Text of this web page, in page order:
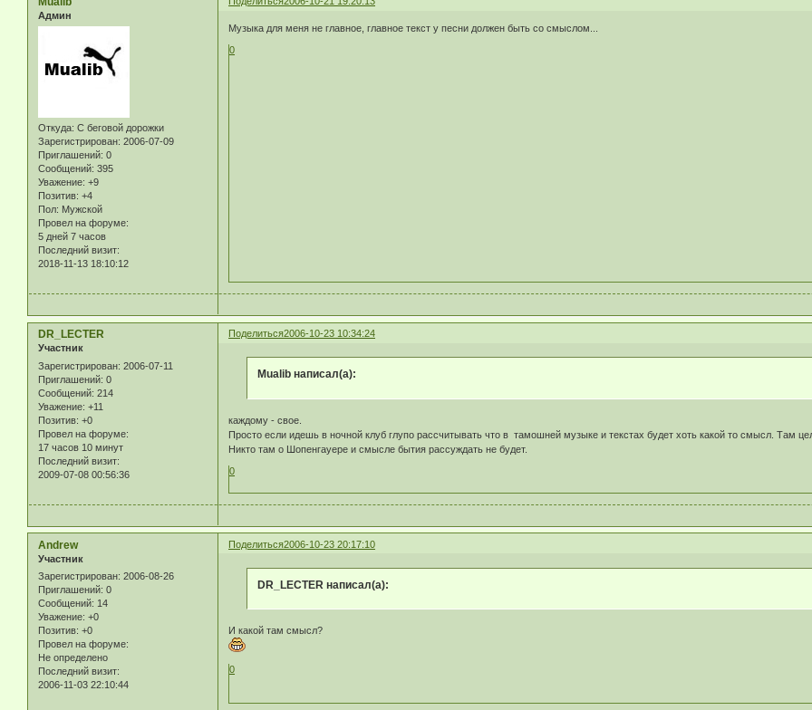
Админ
Откуда: С беговой дорожки
Зарегистрирован: 2006-07-09
Приглашений: 0
Сообщений: 395
Уважение: +9
Позитив: +4
Пол: Мужской
Провел на форуме:
5 дней 7 часов
Последний визит:
2018-11-13 18:10:12
Музыка для меня не главное, главное текст у песни должен быть со смыслом...
0
Поделиться2006-10-23 10:34:24
DR_LECTER
Участник
Зарегистрирован: 2006-07-11
Приглашений: 0
Сообщений: 214
Уважение: +11
Позитив: +0
Провел на форуме:
17 часов 10 минут
Последний визит:
2009-07-08 00:56:36
Mualib написал(а):
каждому - свое.
Просто если идешь в ночной клуб глупо рассчитывать что в тамошней музыке и текстах будет хоть какой то смысл. Там
Никто там о Шопенгауере и смысле бытия рассуждать не будет.
0
Поделиться2006-10-23 20:17:10
Andrew
Участник
Зарегистрирован: 2006-08-26
Приглашений: 0
Сообщений: 14
Уважение: +0
Позитив: +0
Провел на форуме:
Не определено
Последний визит:
2006-11-03 22:10:44
DR_LECTER написал(а):
И какой там смысл?
0